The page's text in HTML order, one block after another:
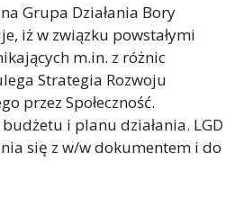
Grupa Działania Bory
iż w związku powstałymi
m.in. z różnic
Strategia Rozwoju
przez Społeczność.
i planu działania. LGD
się z w/w dokumentem i do